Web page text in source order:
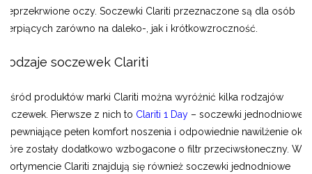
nieprzekrwione oczy. Soczewki Clariti przeznaczone są dla osób
cierpiących zarówno na daleko-, jak i krótkowzroczność.
Rodzaje soczewek Clariti
Wśród produktów marki Clariti można wyróżnić kilka rodzajów
soczewek. Pierwsze z nich to Clariti 1 Day – soczewki jednodniowe,
zapewniające pełen komfort noszenia i odpowiednie nawilżenie oka,
które zostały dodatkowo wzbogacone o filtr przeciwsłoneczny. W
asortymencie Clariti znajdują się również soczewki jednodniowe